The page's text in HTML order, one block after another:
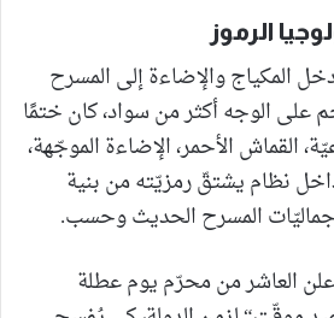
الرموز
المكياج والإضاءة إلى المسرح
على الوجه أكثر من سواد، كان ختمًا
القماش الأحمر، الإضاءة الموجّهة،
نظام يشتقّ رمزيّته من بنية
جماليّات المسرح الحديث وحسب.
عندما أُعلن العاشر من محرّم يوم عطلة